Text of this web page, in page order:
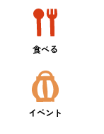
食べる
イベント